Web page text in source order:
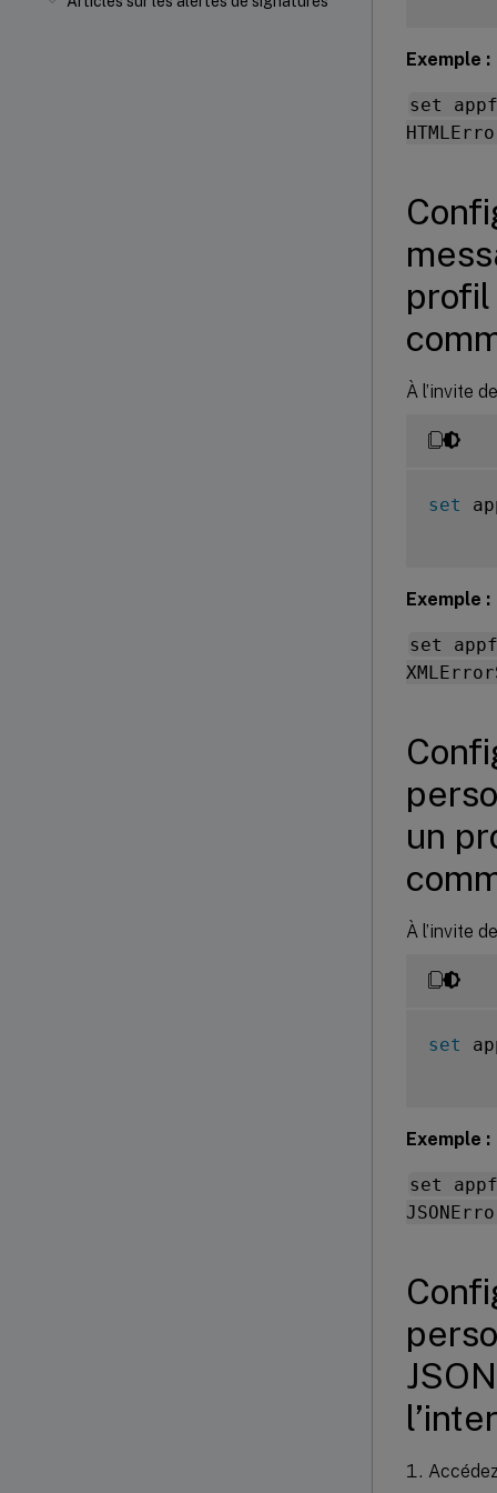
Exemple :
set
profil
À l’invite
set
Exemple :
set
un
À l’invite
set
Exemple :
set